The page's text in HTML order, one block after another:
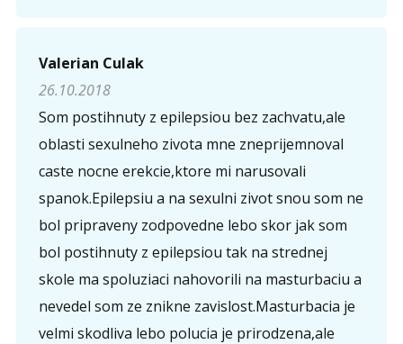
Valerian Culak
26.10.2018
Som postihnuty z epilepsiou bez zachvatu,ale
oblasti sexulneho zivota mne zneprijemnoval
caste nocne erekcie,ktore mi narusovali
spanok.Epilepsiu a na sexulni zivot snou som ne
bol pripraveny zodpovedne lebo skor jak som
bol postihnuty z epilepsiou tak na strednej
skole ma spoluziaci nahovorili na masturbaciu a
nevedel som ze znikne zavislost.Masturbacia je
velmi skodliva lebo polucia je prirodzena,ale